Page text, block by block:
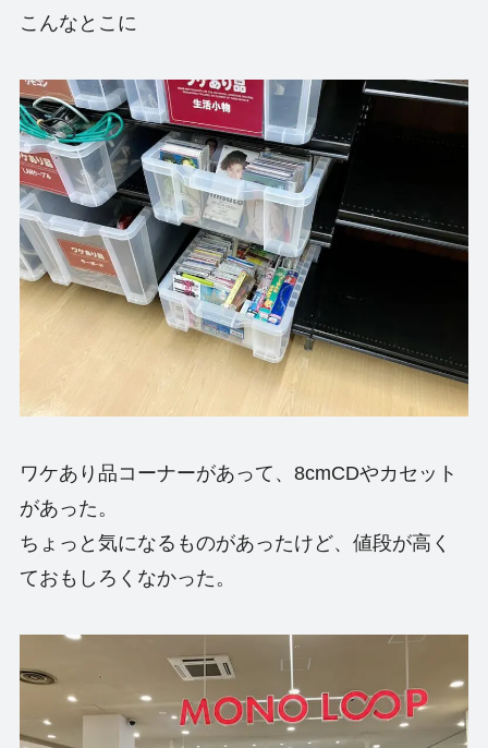
こんなとこに
ワケあり品コーナーがあって、8cmCDやカセット
があった。
ちょっと気になるものがあったけど、値段が高く
ておもしろくなかった。